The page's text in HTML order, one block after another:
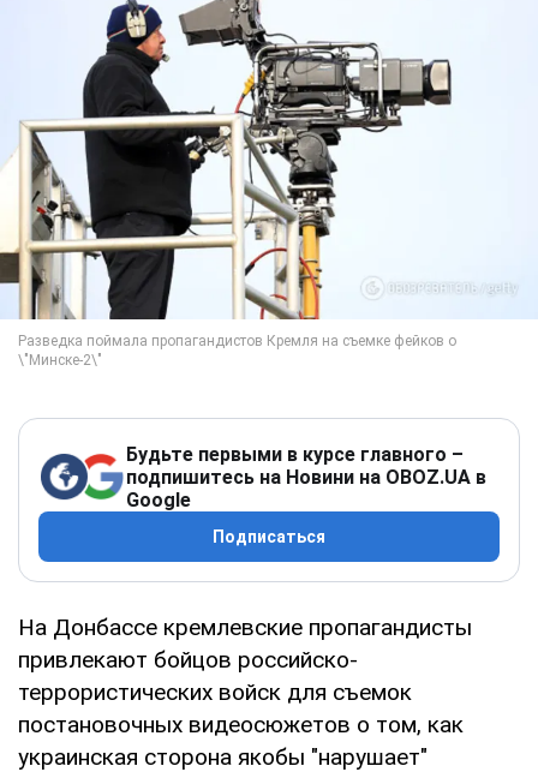
Будьте первыми в курсе главного –
подпишитесь на Новини на OBOZ.UA в
Google
Подписаться
На Донбассе кремлевские пропагандисты
привлекают бойцов российско-
террористических войск для съемок
постановочных видеосюжетов о том, как
украинская сторона якобы "нарушает"